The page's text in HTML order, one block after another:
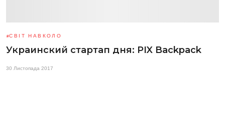
СВІТ НАВКОЛО
Украинский стартап дня: PIX Backpack
30 Листопада 2017